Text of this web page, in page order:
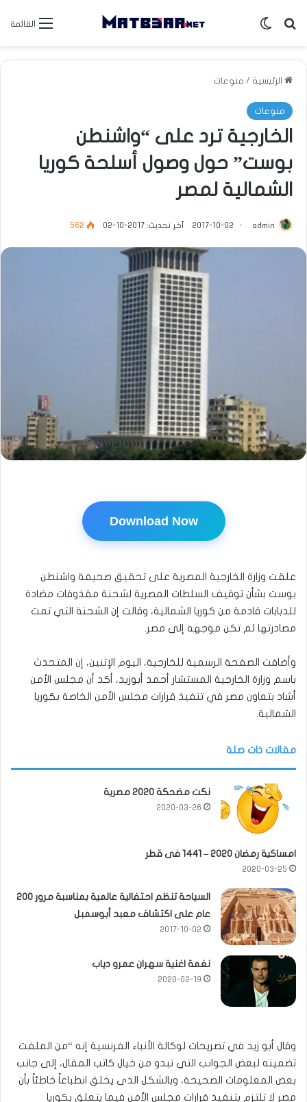
القائمة بحث عنالوضع المظلم
الرئيسية / منوعات
منوعات
الخارجية ترد على “واشنطن
بوست” حول وصول أسلحة كوريا
الشمالية لمصر
admin
2017-10-02 آخر تحديث: 2017-10-02 562
Download Now
علقت وزارة الخارجية المصرية على تحقيق صحيفة واشنطن
بوست بشأن توقيف السلطات المصرية لشحنة مقذوفات مضادة
للدبابات قادمة من كوريا الشمالية، وقالت إن الشحنة التي تمت
مصادرتها لم تكن موجهه إلى مصر.
وأضافت الصفحة الرسمية للخارجية، اليوم الإثنين، إن المتحدث
باسم وزارة الخارجية المستشار أحمد أبوزيد، أكد أن مجلس الأمن
أشاد بتعاون مصر في تنفيذ قرارات مجلس الأمن الخاصة بكوريا
الشمالية.
مقالات ذات صلة
نكت مضحكة 2020 مصرية
2020-03-26
امساكية رمضان 2020 – 1441 فى قطر
2020-03-25
السياحة تنظم احتفالية عالمية بمناسبة مرور 200
عام على اكتشاف معبد أبوسمبل
2017-10-02
نغمة اغنية سهران عمرو دياب
2020-02-19
وقال أبو زيد في تصريحات لوكالة الأنباء الفرنسية إنه “من الملفت
تضمينه لبعض الجوانب التي تبدو من خيال كاتب المقال، إلى جانب
بعض المعلومات الصحيحة، وبالشكل الذى يخلق انطباعاً خاطئاً بأن
مصر لا تلتزم بتنفيذ قرارات مجلس الأمن فيما يتعلق بكوريا